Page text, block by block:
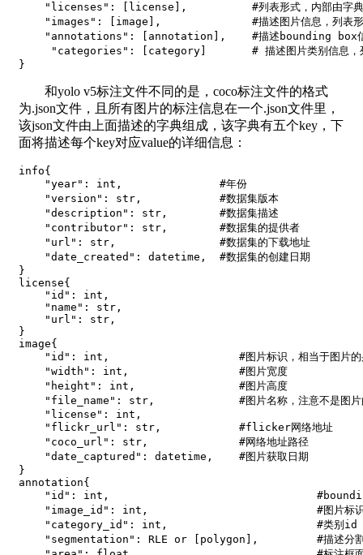
"licenses" : license ,
#列表形式，内部由字
"images" : image ,
#描述图片信息，列表
"annotations" : annotation ,
#描述bounding box
"categories" : category
# 描述图片类别信息，
}
和yolo v5标注文件不同的是，coco标注文件的格式
为.json文件，且所有图片的标注信息在一个.json文件里，
该json文件由上面描述的字典组成，该字典有五个key，下
面将描述每个key对应value的详细信息：
info{
"year" : int ,
#年份
"version" : str ,
#数据集版本
"description" : str ,
#数据集描述
"contributor" : str ,
#数据集的提供者
"url" : str ,
#数据集的下载地址
"date_created" : datetime ,
#数据集的创建日期
}
license{
"id" : int ,
"name" : str ,
"url" : str ,
}
image{
"id" : int ,
#图片标识，相当于图片
"width" : int ,
#图片宽度
"height" : int ,
#图片高度
"file_name" : str ,
#图片名称，注意不是图
"license" : int ,
"flickr_url" : str ,
#flicker网络地址
"coco_url" : str ,
#网络地址路径
"date_captured" : datetime ,
#图片获取日期
}
annotation{
"id" : int ,
"image_id" : int ,
#图片标
"category_id" : int ,
#类别id
"segmentation" : RLE or polygon ,
#描述分